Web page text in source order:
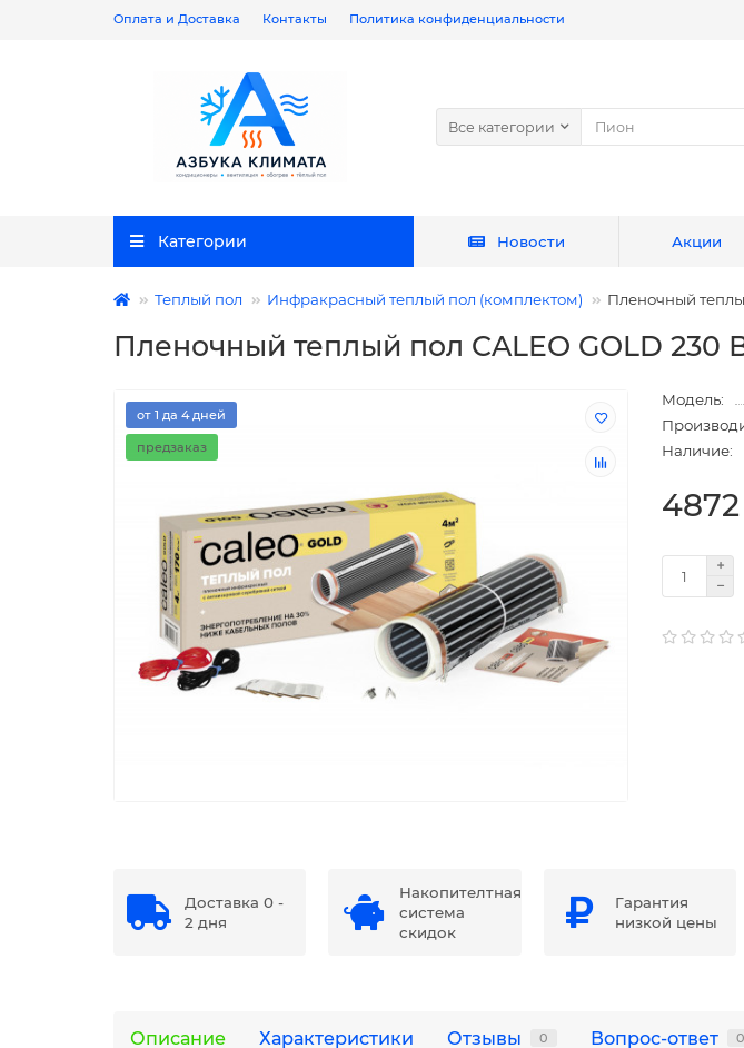
Оплата и Доставка Контакты Политика конфиденциальности
Все категории
Категории Новости Акции
Теплый пол Инфракрасный теплый пол (комплектом) Пленочный
Пленочный теплый пол CALEO GOLD 230
от 1 да 4 дней
предзаказ
Модель:
Наличие:
Доставка 0 -
2 дня
Накопителтная
система
скидок
Гарантия
низкой цены
Описание Характеристики Отзывы 0 Вопрос-ответ 0